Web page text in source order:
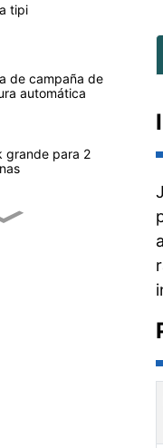
tipi
de campaña de
automática
grande para 2